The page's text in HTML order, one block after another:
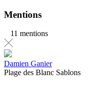
Mentions
11 mentions
Damien Ganier
Plage des Blanc Sablons